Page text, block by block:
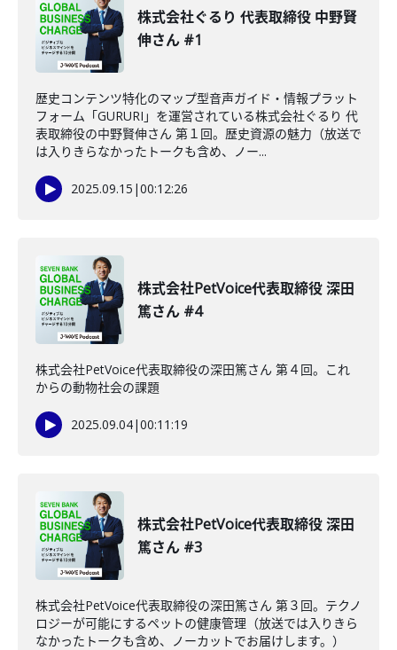
株式会社ぐるり 代表取締役 中野賢
伸さん #1
歴史コンテンツ特化のマップ型音声ガイド・情報プラット
フォーム「GURURI」を運営されている株式会社ぐるり 代
表取締役の中野賢伸さん 第１回。歴史資源の魅力（放送で
は入りきらなかったトークも含め、ノー...
2025.09.15 |00:12:26
株式会社PetVoice代表取締役 深田
篤さん #4
株式会社PetVoice代表取締役の深田篤さん 第４回。これ
からの動物社会の課題
2025.09.04|00:11:19
株式会社PetVoice代表取締役 深田
篤さん #3
株式会社PetVoice代表取締役の深田篤さん 第３回。テクノ
ロジーが可能にするペットの健康管理（放送では入りきら
なかったトークも含め、ノーカットでお届けします。）